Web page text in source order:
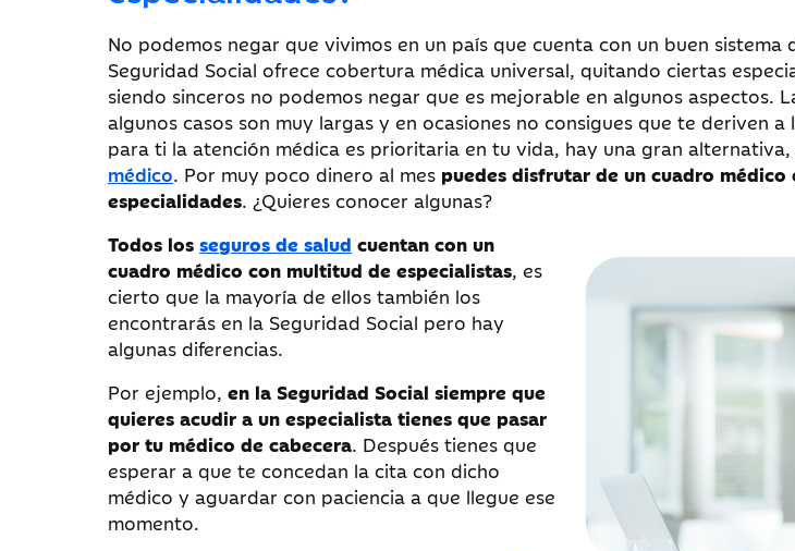
No podemos negar que vivimos en un país que cuenta con un buen sistema
Seguridad Social ofrece cobertura médica universal, quitando ciertas
siendo sinceros no podemos negar que es mejorable en algunos aspectos.
algunos casos son muy largas y en ocasiones no consigues que te deriven a
para ti la atención médica es prioritaria en tu vida, hay una gran
médico. Por muy poco dinero al mes puedes disfrutar de un cuadro
especialidades. ¿Quieres conocer algunas?
Todos los seguros de salud cuentan con un
cuadro médico con multitud de especialistas, es
cierto que la mayoría de ellos también los
encontrarás en la Seguridad Social pero hay
algunas diferencias.
Por ejemplo, en la Seguridad Social siempre que
quieres acudir a un especialista tienes que pasar
por tu médico de cabecera. Después tienes que
esperar a que te concedan la cita con dicho
médico y aguardar con paciencia a que llegue ese
momento.